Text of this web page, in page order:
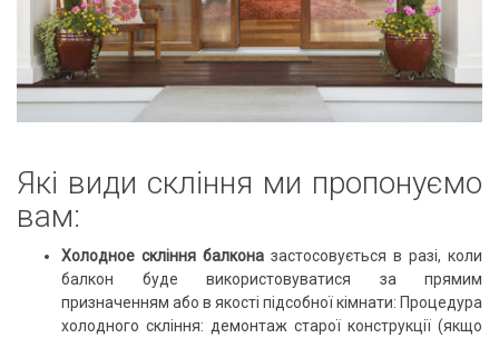
Які види скління ми пропонуємо
вам:
Xолодное скління балкона застосовується в разі, коли
балкон буде використовуватися за прямим
призначенням або в якості підсобної кімнати: Процедура
холодного скління: демонтаж старої конструкції (якщо